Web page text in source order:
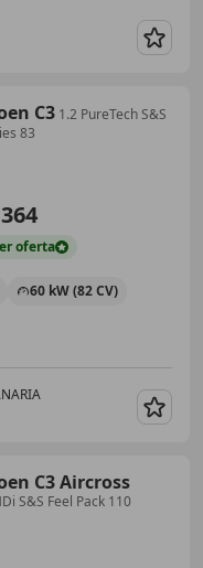
C3 1.2 PureTech S&S
83
oferta
60 kW (82 CV)
C3 Aircross
S&S Feel Pack 110